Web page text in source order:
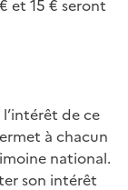
et 15 € seront
de ce
à chacun
national.
son intérêt